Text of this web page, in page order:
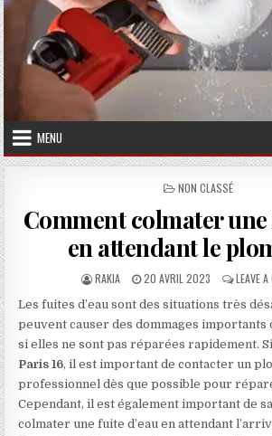
MENU
POSTED IN
NON CLASSÉ
Comment colmater une
en attendant le
AUTHOR:
RAKIA PUBLISHED DATE:
20 AVRIL 2023 LEAVE
Les fuites d’eau sont des situations très
peuvent causer des dommages importants
si elles ne sont pas réparées rapidement.
Paris 16, il est important de contacter un
professionnel dès que possible pour
Cependant, il est également important de
colmater une fuite d’eau en attendant